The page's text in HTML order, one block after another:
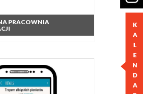
PRACOWNIA